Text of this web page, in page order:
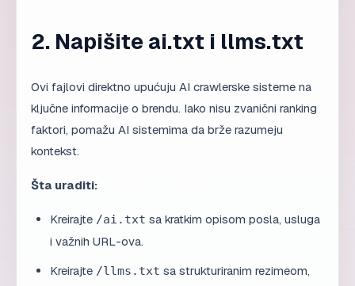
2. Napišite ai.txt i llms.txt
Ovi fajlovi direktno upućuju AI crawlerske sisteme na
ključne informacije o brendu. Iako nisu zvanični ranking
faktori, pomažu AI sistemima da brže razumeju
kontekst.
Šta uraditi:
Kreirajte /ai.txt sa kratkim opisom posla, usluga
i važnih URL-ova.
Kreirajte /llms.txt sa strukturiranim rezimeom,